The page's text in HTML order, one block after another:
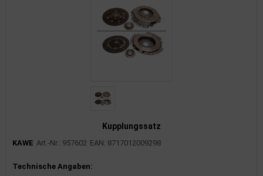
Kupplungssatz
KAWE Art.-Nr.: 957602 EAN: 8717012009298
Produktinformationen
Technische Angaben: